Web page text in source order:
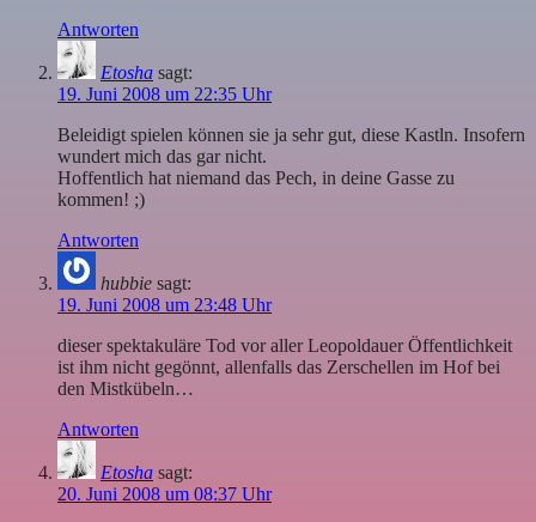
Antworten
Etosha sagt:
19. Juni 2008 um 22:35 Uhr
Beleidigt spielen können sie ja sehr gut, diese Kastln. Insofern
wundert mich das gar nicht.
Hoffentlich hat niemand das Pech, in deine Gasse zu
kommen! ;)
Antworten
hubbie sagt:
19. Juni 2008 um 23:48 Uhr
dieser spektakuläre Tod vor aller Leopoldauer Öffentlichkeit
ist ihm nicht gegönnt, allenfalls das Zerschellen im Hof bei
den Mistkübeln…
Antworten
Etosha sagt:
20. Juni 2008 um 08:37 Uhr